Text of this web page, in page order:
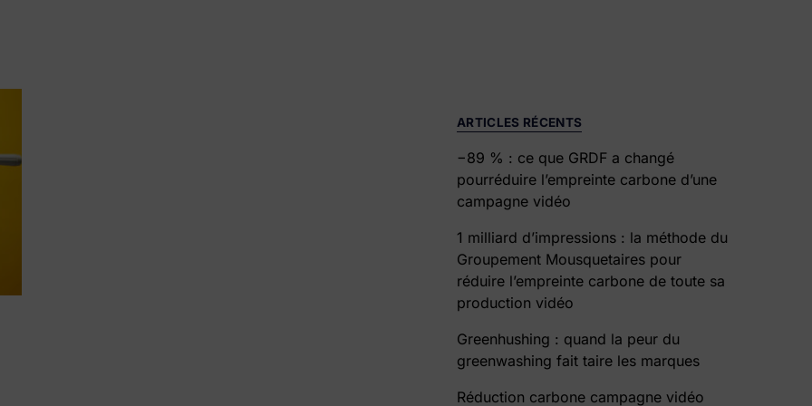
ARTICLES RÉCENTS
−89 % : ce que GRDF a changé
pourréduire l’empreinte carbone d’une
campagne vidéo
1 milliard d’impressions : la méthode du
Groupement Mousquetaires pour
réduire l’empreinte carbone de toute sa
production vidéo
Greenhushing : quand la peur du
greenwashing fait taire les marques
Réduction carbone campagne vidéo